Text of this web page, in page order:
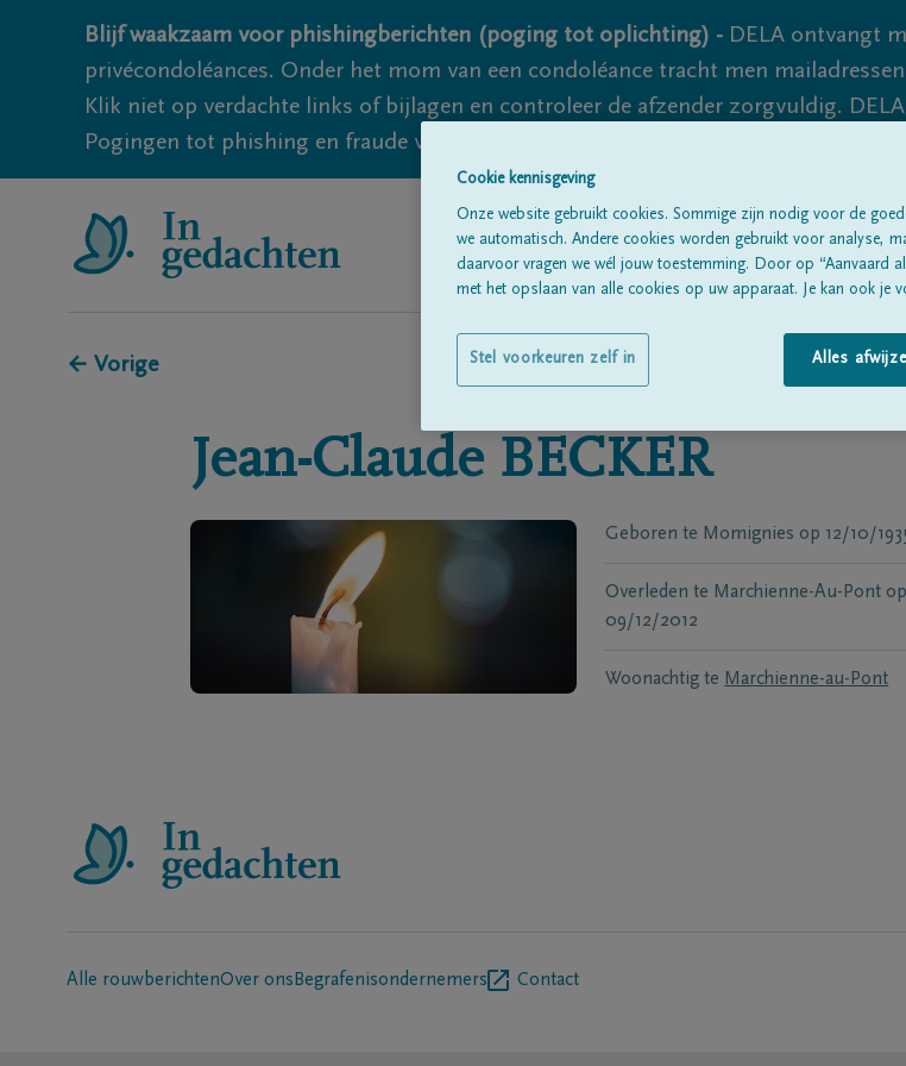
Blijf waakzaam voor phishingberichten (poging tot oplichting) - DELA ontvangt
privécondoléances. Onder het mom van een condoléance tracht men
Klik niet op verdachte links of bijlagen en controleer de afzender zorgvuldig.
Pogingen tot phishing en fraude vallen echter nooit volledig uit te sluiten, dus blijf
Alle
← Vorige
Jean-Claude BECKER
Geboren te Momignies op 12/10/
Overleden te Marchienne-Au-Pont op
09/12/2012
Woonachtig te Marchienne-au-Pont
Alle rouwberichtenOver ons Begrafenisondernemers Contact
Cookie kennisgeving
Onze website gebruikt cookies. Sommige zijn nodig voor de
we automatisch. Andere cookies worden gebruikt voor analyse,
daarvoor vragen we wél jouw toestemming. Door op “Aanvaard
met het opslaan van alle cookies op uw apparaat. Je kan ook je
Alles
Stel voorkeuren zelf in